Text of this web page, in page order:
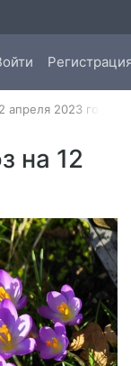
апреля 2023 года
на 12